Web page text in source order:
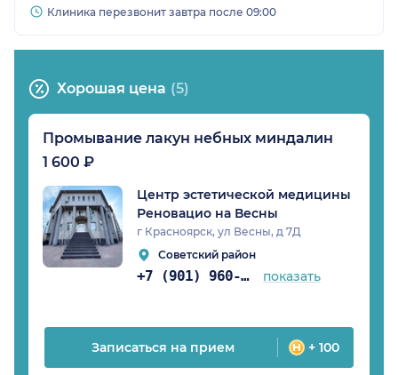
Клиника перезвонит завтра после 09:00
Хорошая цена (5)
Промывание лакун небных миндалин
1 600 ₽
Центр эстетической медицины
Реновацио на Весны
г Красноярск, ул Весны, д 7Д
Советский район
+7 (901) 960-85-97 показать
Записаться на прием + 100